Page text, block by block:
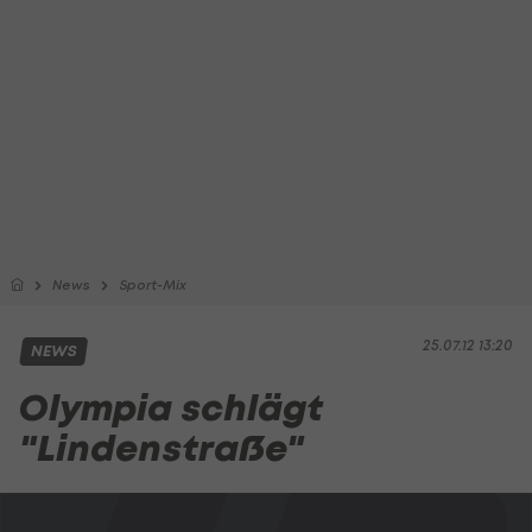
News Sport-Mix
25.07.12 13:20
NEWS
Olympia schlägt
"Lindenstraße"